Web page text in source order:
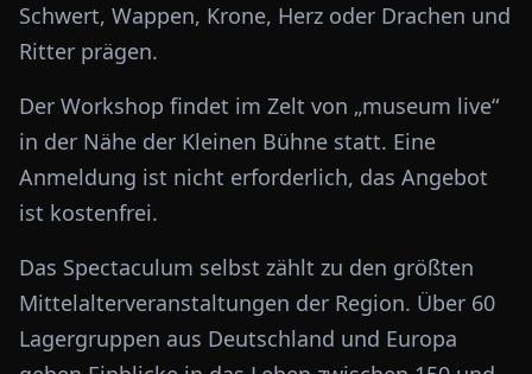
Schwert, Wappen, Krone, Herz oder Drachen und
Ritter prägen.
Der Workshop findet im Zelt von „museum live“
in der Nähe der Kleinen Bühne statt. Eine
Anmeldung ist nicht erforderlich, das Angebot
ist kostenfrei.
Das Spectaculum selbst zählt zu den größten
Mittelalterveranstaltungen der Region. Über 60
Lagergruppen aus Deutschland und Europa